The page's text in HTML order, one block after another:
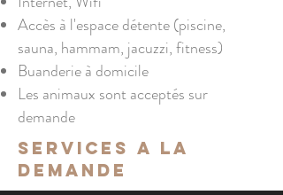
Accès à l'espace détente (piscine,
sauna, hammam, jacuzzi, fitness)
Buanderie à domicile
Les animaux sont acceptés sur
demande
SERVICES A LA
DEMAnde